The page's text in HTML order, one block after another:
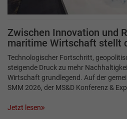
Zwischen Innovation und
maritime Wirtschaft stellt
Technologischer Fortschritt,
steigende Druck zu mehr
Wirtschaft grundlegend. Auf der
SMM 2026, der MS&D Konferenz &
Jetzt lesen